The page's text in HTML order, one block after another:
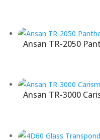
Ansan TR-2050
Ansan TR-3000